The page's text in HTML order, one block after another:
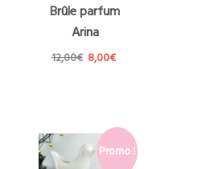
Brûle parfum
Arina
12,00€ Le
8,00€
Promo !